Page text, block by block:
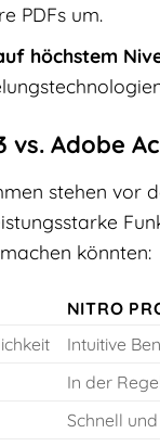
PDFs um.
höchstem
vs. Adobe
stehen vor
könnten:
NITRO
Intuitive
In der
Schnell